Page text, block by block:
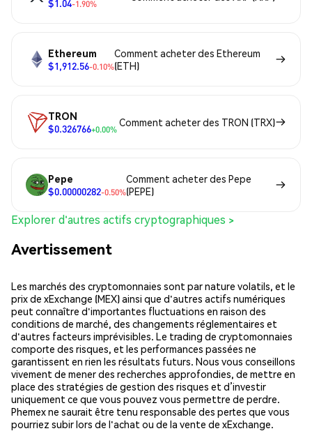
$1.04-1.90%
Ethereum
$1,912.56-0.10%
Comment acheter des Ethereum
(ETH)
TRON
$0.326766+0.00%
Comment acheter des TRON (TRX)
Pepe
$0.00000282-0.50%
Comment acheter des Pepe
(PEPE)
Explorer d'autres actifs cryptographiques >
Avertissement
Les marchés des cryptomonnaies sont par nature volatils, et le
prix de xExchange (MEX) ainsi que d'autres actifs numériques
peut connaître d'importantes fluctuations en raison des
conditions de marché, des changements réglementaires et
d'autres facteurs imprévisibles. Le trading de cryptomonnaies
comporte des risques, et les performances passées ne
garantissent en rien les résultats futurs. Nous vous conseillons
vivement de mener des recherches approfondies, de mettre en
place des stratégies de gestion des risques et d’investir
uniquement ce que vous pouvez vous permettre de perdre.
Phemex ne saurait être tenu responsable des pertes que vous
pourriez subir lors de l'achat ou de la vente de xExchange.